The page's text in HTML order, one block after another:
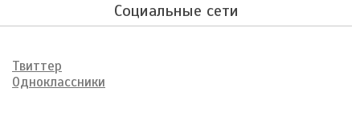
Социальные сети
Твиттер
Одноклассники